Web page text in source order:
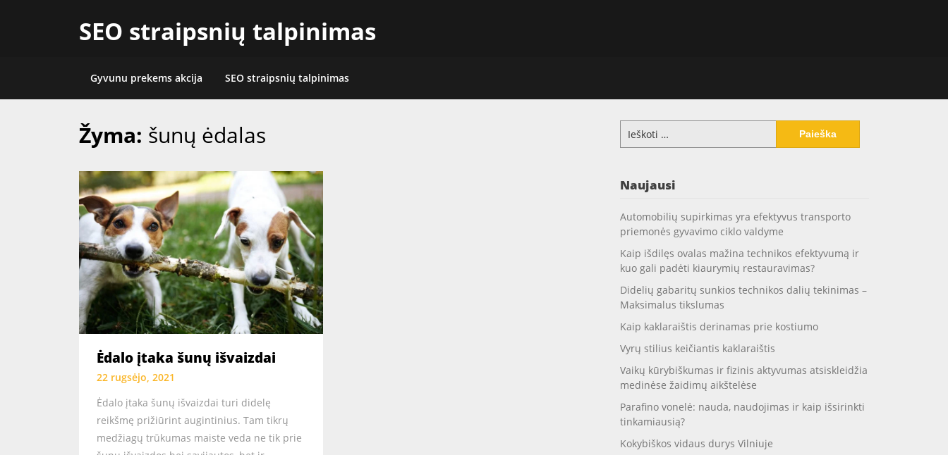
SEO straipsnių talpinimas
Gyvunu prekems akcija SEO straipsnių talpinimas
Žyma: šunų ėdalas
Ėdalo įtaka šunų išvaizdai
22 rugsėjo, 2021
Ėdalo įtaka šunų išvaizdai turi didelę
reikšmę prižiūrint augintinius. Tam tikrų
medžiagų trūkumas maiste veda ne tik prie
Ieškoti:
Naujausi
Automobilių supirkimas yra efektyvus transporto
priemonės gyvavimo ciklo valdyme
Kaip išdilęs ovalas mažina technikos efektyvumą ir
kuo gali padėti kiaurymių restauravimas?
Didelių gabaritų sunkios technikos dalių tekinimas –
Maksimalus tikslumas
Kaip kaklaraištis derinamas prie kostiumo
Vyrų stilius keičiantis kaklaraištis
Vaikų kūrybiškumas ir fizinis aktyvumas atsiskleidžia
medinėse žaidimų aikštelėse
Parafino vonelė: nauda, naudojimas ir kaip išsirinkti
tinkamiausią?
Kokybiškos vidaus durys Vilniuje